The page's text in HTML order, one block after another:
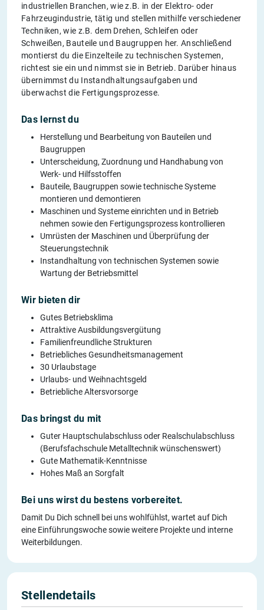
industriellen Branchen, wie z.B. in der Elektro- oder
Fahrzeugindustrie, tätig und stellen mithilfe verschiedener
Techniken, wie z.B. dem Drehen, Schleifen oder
Schweißen, Bauteile und Baugruppen her. Anschließend
montierst du die Einzelteile zu technischen Systemen,
richtest sie ein und nimmst sie in Betrieb. Darüber hinaus
übernimmst du Instandhaltungsaufgaben und
überwachst die Fertigungsprozesse.
Das lernst du
Herstellung und Bearbeitung von Bauteilen und
Baugruppen
Unterscheidung, Zuordnung und Handhabung von
Werk- und Hilfsstoffen
Bauteile, Baugruppen sowie technische Systeme
montieren und demontieren
Maschinen und Systeme einrichten und in Betrieb
nehmen sowie den Fertigungsprozess kontrollieren
Umrüsten der Maschinen und Überprüfung der
Steuerungstechnik
Instandhaltung von technischen Systemen sowie
Wartung der Betriebsmittel
Wir bieten dir
Gutes Betriebsklima
Attraktive Ausbildungsvergütung
Familienfreundliche Strukturen
Betriebliches Gesundheitsmanagement
30 Urlaubstage
Urlaubs- und Weihnachtsgeld
Betriebliche Altersvorsorge
Das bringst du mit
Guter Hauptschulabschluss oder Realschulabschluss
(Berufsfachschule Metalltechnik wünschenswert)
Gute Mathematik-Kenntnisse
Hohes Maß an Sorgfalt
Bei uns wirst du bestens vorbereitet.
Damit Du Dich schnell bei uns wohlfühlst, wartet auf Dich
eine Einführungswoche sowie weitere Projekte und interne
Weiterbildungen.
Stellendetails